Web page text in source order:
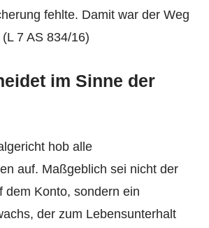
fehlte. Damit war der Weg
7 AS 834/16)
im Sinne der
hob alle
auf. Maßgeblich sei nicht der
dem Konto, sondern ein
der zum Lebensunterhalt